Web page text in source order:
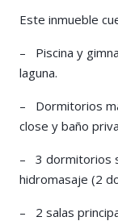
Este inmueble
– Piscina y
laguna.
– Dormitorios
close y baño
– 3 dormitorios
hidromasaje (2
– 2 salas